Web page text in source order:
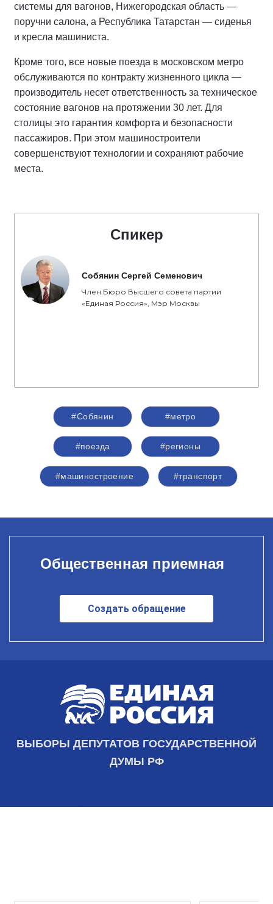
системы для вагонов, Нижегородская область —
поручни салона, а Республика Татарстан — сиденья
и кресла машиниста.
Кроме того, все новые поезда в московском метро
обслуживаются по контракту жизненного цикла —
производитель несет ответственность за техническое
состояние вагонов на протяжении 30 лет. Для
столицы это гарантия комфорта и безопасности
пассажиров. При этом машиностроители
совершенствуют технологии и сохраняют рабочие
места.
Спикер
Собянин Сергей Семенович
Член Бюро Высшего совета партии
«Единая Россия», Мэр Москвы
#Собянин #метро
#поезда #регионы
#машиностроение #транспорт
Общественная приемная
Создать обращение
ВЫБОРЫ ДЕПУТАТОВ ГОСУДАРСТВЕННОЙ
ДУМЫ РФ